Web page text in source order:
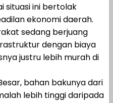
situasi ini bertolak
ekonomi daerah.
sedang berjuang
dengan biaya
justru lebih murah di
bahan bakunya dari
lebih tinggi daripada